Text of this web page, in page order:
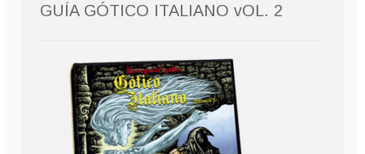
GUÍA GÓTICO ITALIANO vOL. 2